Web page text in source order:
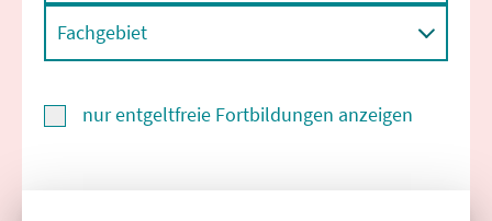
Fachgebiet
nur entgeltfreie Fortbildungen anzeigen